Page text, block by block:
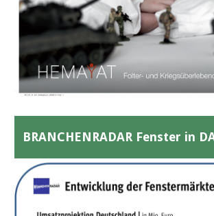
BRANCHENRADAR Fenster in